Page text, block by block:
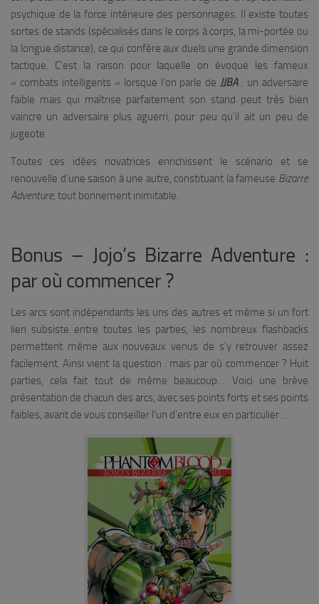
psychique de la force intérieure des personnages. Il existe toutes
sortes de stands (spécialisés dans le corps à corps, la mi-portée ou
la longue distance), ce qui confère aux duels une grande dimension
tactique. C’est la raison pour laquelle on évoque les fameux
« combats intelligents » lorsque l’on parle deJJBA: un adversaire
faible mais qui maîtrise parfaitement son stand peut très bien
vaincre un adversaire plus aguerri, pour peu qu’il ait un peu de
jugeote.
Toutes ces idées novatrices enrichissent le scénario et se
renouvelle d’une saison à une autre, constituant la fameuse Bizarre
Adventure, tout bonnement inimitable.
Bonus – Jojo’s Bizarre Adventure :
par où commencer ?
Les arcs sont indépendants les uns des autres et même si un fort
lien subsiste entre toutes les parties, les nombreux flashbacks
permettent même aux nouveaux venus de s’y retrouver assez
facilement. Ainsi vient la question : mais par où commencer ? Huit
parties, cela fait tout de même beaucoup… Voici une brève
présentation de chacun des arcs, avec ses points forts et ses points
faibles, avant de vous conseiller l’un d’entre eux en particulier…